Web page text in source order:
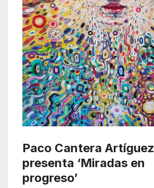
Paco Cantera Artíguez
presenta ‘Miradas en
progreso’